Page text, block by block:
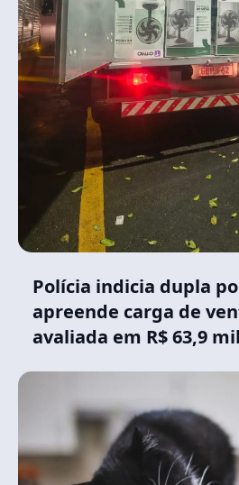
Polícia indicia dupla
apreende carga de
avaliada em R$ 63,9